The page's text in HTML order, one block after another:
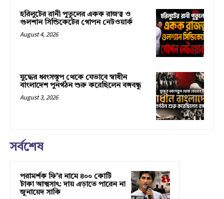
হরিলুটের রানী পুতুলের একক রাজত্ব ও
গুলশান সিন্ডিকেটের গোপন নেটওয়ার্ক
August 4, 2026
যুদ্ধের ধ্বংসস্তূপ থেকে যেভাবে স্বাধীন
বাংলাদেশ পুনর্গঠন শুরু করেছিলেন বঙ্গবন্ধু
August 3, 2026
সর্বশেষ
পরামর্শক ফি’র নামে ৪০০ কোটি
টাকা আত্মসাৎ: দায় এড়াতে পারেন না
জুনায়েদ সাকি